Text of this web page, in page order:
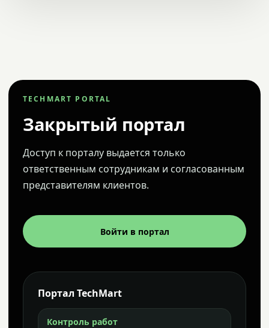
TECHMART PORTAL
Закрытый портал
Доступ к порталу выдается только
ответственным сотрудникам и согласованным
представителям клиентов.
Войти в портал
Портал TechMart
Контроль работ